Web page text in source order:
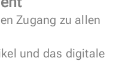
Zugang zu allen
und das digitale